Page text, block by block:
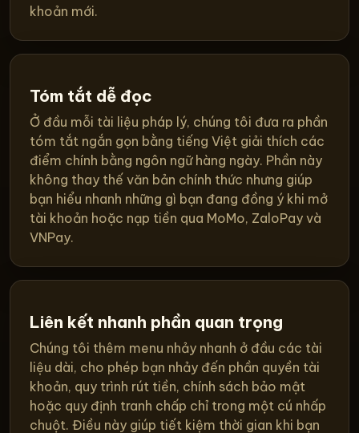
khoản mới.
Tóm tắt dễ đọc
Ở đầu mỗi tài liệu pháp lý, chúng tôi đưa ra phần
tóm tắt ngắn gọn bằng tiếng Việt giải thích các
điểm chính bằng ngôn ngữ hàng ngày. Phần này
không thay thế văn bản chính thức nhưng giúp
bạn hiểu nhanh những gì bạn đang đồng ý khi mở
tài khoản hoặc nạp tiền qua MoMo, ZaloPay và
VNPay.
Liên kết nhanh phần quan trọng
Chúng tôi thêm menu nhảy nhanh ở đầu các tài
liệu dài, cho phép bạn nhảy đến phần quyền tài
khoản, quy trình rút tiền, chính sách bảo mật
hoặc quy định tranh chấp chỉ trong một cú nhấp
chuột. Điều này giúp tiết kiệm thời gian khi bạn